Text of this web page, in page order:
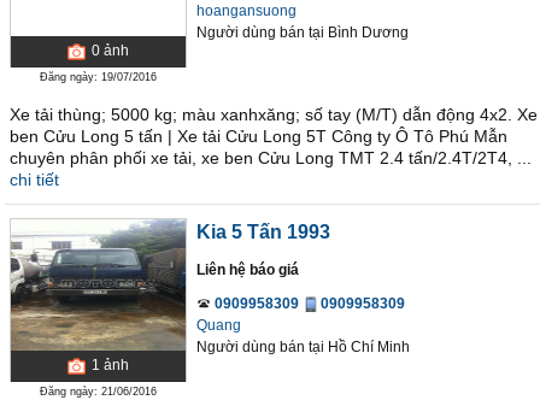
0 ảnh
Đăng ngày: 19/07/2016
hoangansuong
Người dùng bán tại Bình Dương
Xe tải thùng; 5000 kg; màu xanhxăng; số tay (M/T) dẫn động 4x2. Xe
ben Cửu Long 5 tấn | Xe tải Cửu Long 5T Công ty Ô Tô Phú Mẫn
chuyên phân phối xe tải, xe ben Cửu Long TMT 2.4 tấn/2.4T/2T4, ...
chi tiết
1 ảnh
Đăng ngày: 21/06/2016
Kia 5 Tấn 1993
Liên hệ báo giá
0909958309
0909958309
Quang
Người dùng bán tại Hồ Chí Minh